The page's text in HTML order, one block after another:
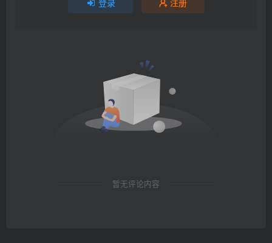
暂无评论内容